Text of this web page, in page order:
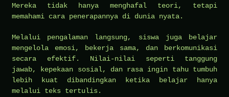
Mereka tidak hanya menghafal teori, tetapi
memahami cara penerapannya di dunia nyata.
Melalui pengalaman langsung, siswa juga belajar
mengelola emosi, bekerja sama, dan berkomunikasi
secara efektif. Nilai-nilai seperti tanggung
jawab, kepekaan sosial, dan rasa ingin tahu tumbuh
lebih kuat dibandingkan ketika belajar hanya
melalui teks tertulis.